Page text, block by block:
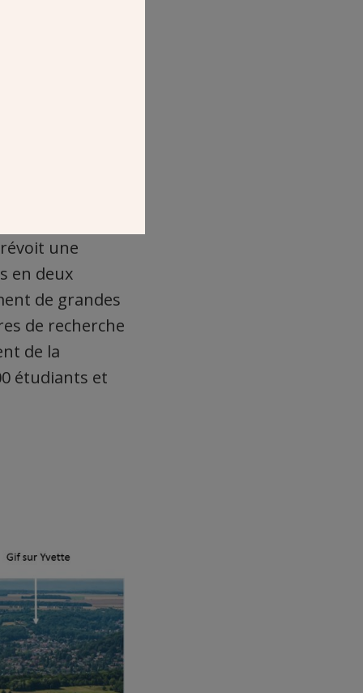
une
en deux
de grandes
de recherche
de la
étudiants et